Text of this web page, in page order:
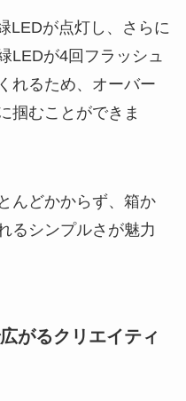
LEDが点灯し、さらに
LEDが4回フラッシュ
れるため、オーバー
掴むことができま
んどかからず、箱か
るシンプルさが魅力
がるクリエイティ